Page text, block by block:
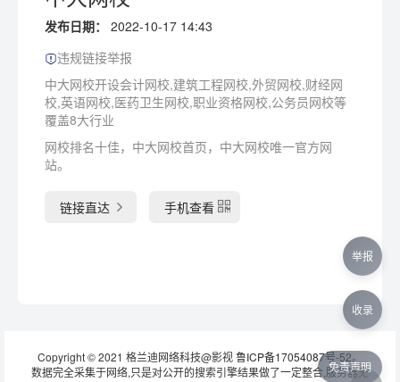
发布日期：
2022-10-17 14:43
违规链接举报
中大网校开设会计网校,建筑工程网校,外贸网校,财经网
校,英语网校,医药卫生网校,职业资格网校,公务员网校等
覆盖8大行业
网校排名十佳，中大网校首页，中大网校唯一官方网
站。
链接直达 手机查看
Copyright © 2021 格兰迪网络科技@影视鲁ICP备17054087号-52。
数据完全采集于网络,只是对公开的搜索引擎结果做了一定整合,服务器无
免责声明
举报
收录